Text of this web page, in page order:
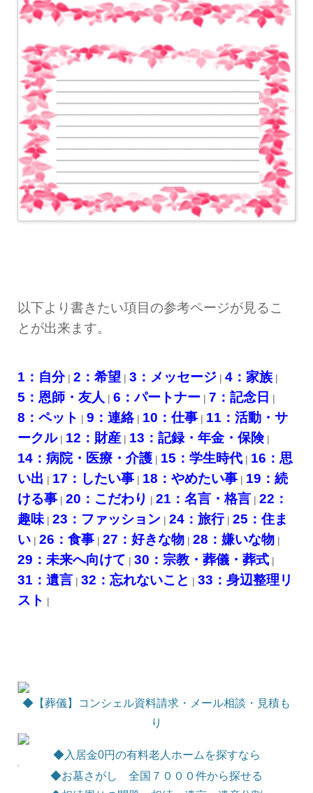
以下より書きたい項目の参考ページが見るこ
とが出来ます。
1： 自分| 2： 希望 | 3： メッセージ | 4： 家族 |
5： 恩師・友人 | 6：パートナー | 7： 記念日 |
8： ペット | 9： 連絡| 10： 仕事 | 11： 活動・サ
ークル| 12： 財産 | 13： 記録・年金・保険|
14： 病院・医療・介護 | 15： 学生時代 | 16： 思
い出 | 17： したい事 | 18： やめたい事 | 19： 続
ける事 | 20： こだわり | 21： 名言・格言 | 22：
趣味 | 23： ファッション | 24： 旅行| 25： 住ま
い | 26： 食事 | 27： 好きな物 | 28： 嫌いな物 |
29： 未来へ向けて | 30： 宗教・葬儀・葬式 |
31： 遺言 | 32： 忘れないこと | 33： 身辺整理リ
スト |
◆【葬儀】コンシェル資料請求・メール相談・見積も
り
◆入居金0円の有料老人ホームを探すなら
◆お墓さがし 全国７０００件から探せる